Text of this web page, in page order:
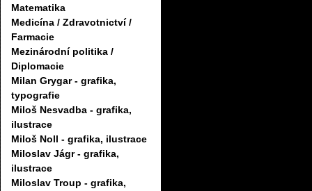
Matematika
Medicína / Zdravotnictví /
Farmacie
Mezinárodní politika /
Diplomacie
Milan Grygar - grafika,
typografie
Miloš Nesvadba - grafika,
ilustrace
Miloš Noll - grafika, ilustrace
Miloslav Jágr - grafika,
ilustrace
Miloslav Troup - grafika,